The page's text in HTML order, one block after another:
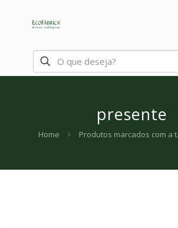
presente
Home Produtos marcados com a